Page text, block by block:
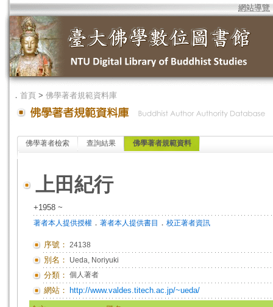
網站導覽
． 首頁 > 佛學著者規範資料庫
佛學著者檢索 查詢結果 佛學著者規範資料
上田紀行
+1958 ~
著者本人提供授權 ． 著者本人提供書目 ． 校正著者資訊
序號： 24138
別名： Ueda, Noriyuki
分類： 個人著者
網站： http://www.valdes.titech.ac.jp/~ueda/